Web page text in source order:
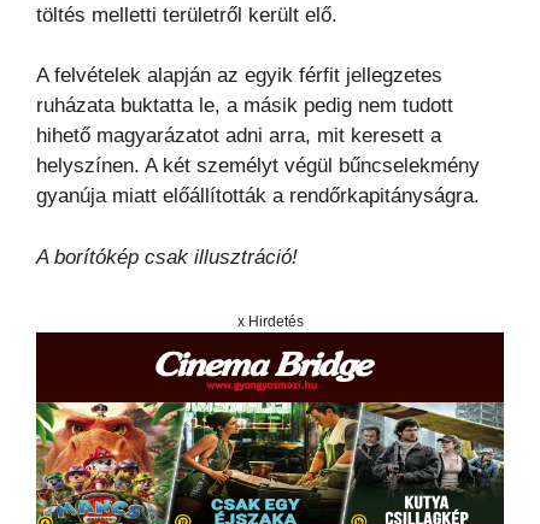
töltés melletti területről került elő.
A felvételek alapján az egyik férfit jellegzetes
ruházata buktatta le, a másik pedig nem tudott
hihető magyarázatot adni arra, mit keresett a
helyszínen. A két személyt végül bűncselekmény
gyanúja miatt előállították a rendőrkapitányságra.
A borítókép csak illusztráció!
x Hirdetés